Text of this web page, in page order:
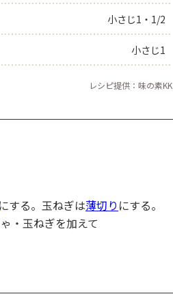
小さじ1・1/2
小さじ1
レシピ提供：味の素KK
にする。玉ねぎは薄切り にする。
・玉ねぎを加えて